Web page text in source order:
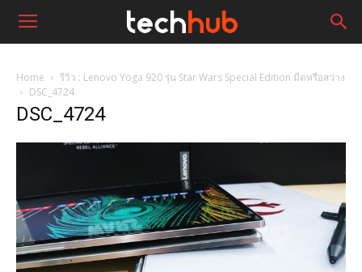
Home
รีวิว : Lenovo Yoga 920 รุ่น Star Wars Special Edition มืดหรือสว่าง
DSC_4724
DSC_4724